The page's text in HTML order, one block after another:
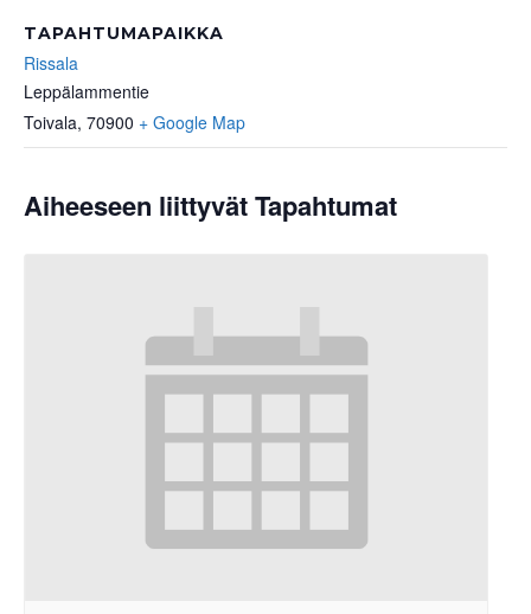
TAPAHTUMAPAIKKA
Rissala
Leppälammentie
Toivala, 70900 + Google Map
Aiheeseen liittyvät Tapahtumat